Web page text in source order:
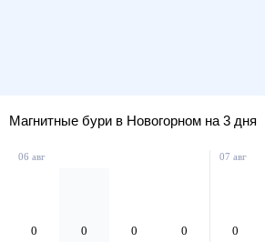
Магнитные бури в Новогорном на 3 дня
06 авг
0 0 0 0
07 авг
0